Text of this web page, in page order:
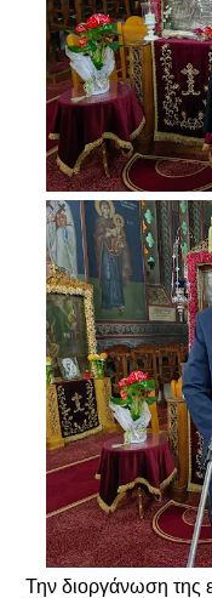
Την διοργάνωση της